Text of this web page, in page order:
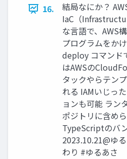
16.
結局なにか？
IaC（
な言語で、AWS
プログラムをか
deploy コマンド
はAWSの
タックやらテン
れる IAMいじっ
ョンも可能 ラン
ポジトリに含め
TypeScriptのバ
2023.10.21@ゆ
わり #ゆるあさ